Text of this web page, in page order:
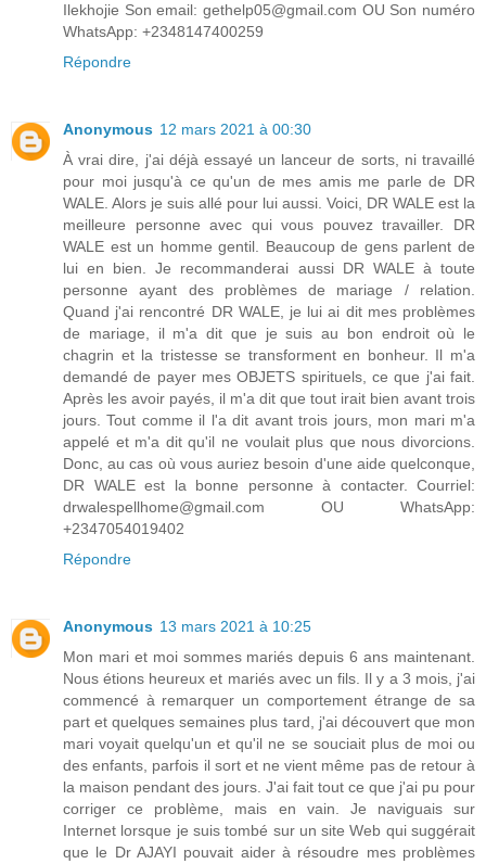
Ilekhojie Son email: gethelp05@gmail.com OU Son numéro
WhatsApp: +2348147400259
Répondre
Anonymous 12 mars 2021 à 00:30
À vrai dire, j'ai déjà essayé un lanceur de sorts, ni travaillé
pour moi jusqu'à ce qu'un de mes amis me parle de DR
WALE. Alors je suis allé pour lui aussi. Voici, DR WALE est la
meilleure personne avec qui vous pouvez travailler. DR
WALE est un homme gentil. Beaucoup de gens parlent de
lui en bien. Je recommanderai aussi DR WALE à toute
personne ayant des problèmes de mariage / relation.
Quand j'ai rencontré DR WALE, je lui ai dit mes problèmes
de mariage, il m'a dit que je suis au bon endroit où le
chagrin et la tristesse se transforment en bonheur. Il m'a
demandé de payer mes OBJETS spirituels, ce que j'ai fait.
Après les avoir payés, il m'a dit que tout irait bien avant trois
jours. Tout comme il l'a dit avant trois jours, mon mari m'a
appelé et m'a dit qu'il ne voulait plus que nous divorcions.
Donc, au cas où vous auriez besoin d'une aide quelconque,
DR WALE est la bonne personne à contacter. Courriel:
drwalespellhome@gmail.com OU WhatsApp:
+2347054019402
Répondre
Anonymous 13 mars 2021 à 10:25
Mon mari et moi sommes mariés depuis 6 ans maintenant.
Nous étions heureux et mariés avec un fils. Il y a 3 mois, j'ai
commencé à remarquer un comportement étrange de sa
part et quelques semaines plus tard, j'ai découvert que mon
mari voyait quelqu'un et qu'il ne se souciait plus de moi ou
des enfants, parfois il sort et ne vient même pas de retour à
la maison pendant des jours. J'ai fait tout ce que j'ai pu pour
corriger ce problème, mais en vain. Je naviguais sur
Internet lorsque je suis tombé sur un site Web qui suggérait
que le Dr AJAYI pouvait aider à résoudre mes problèmes